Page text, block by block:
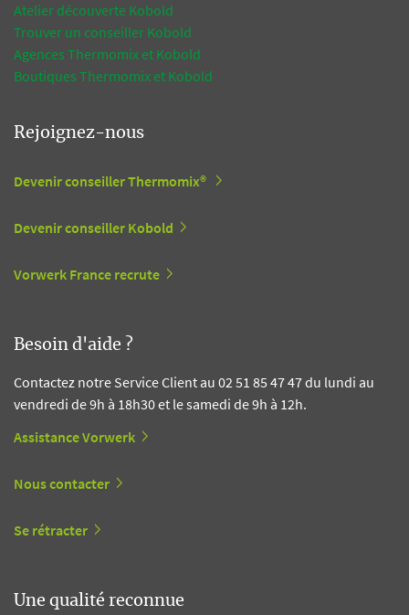
Atelier découverte Kobold
Trouver un conseiller Kobold
Agences Thermomix et Kobold
Boutiques Thermomix et Kobold
Rejoignez-nous
Devenir conseiller Thermomix®
Devenir conseiller Kobold
Vorwerk France recrute
Besoin d'aide ?
Contactez notre Service Client au 02 51 85 47 47 du lundi au
vendredi de 9h à 18h30 et le samedi de 9h à 12h.
Assistance Vorwerk
Nous contacter
Se rétracter
Une qualité reconnue